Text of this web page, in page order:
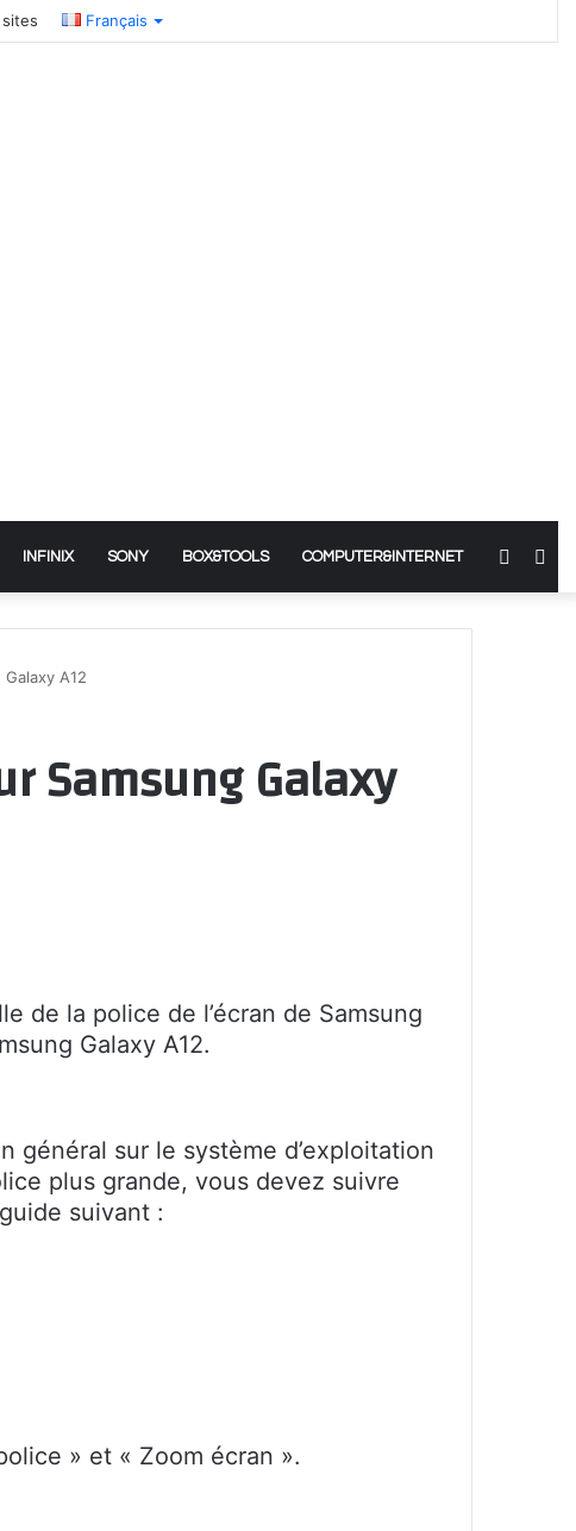
Français
INFINIX SONY BOX&TOOLS COMPUTER&INTERNET Switch
A12
Samsung Galaxy
de la police de l’écran de Samsung
Galaxy A12.
général sur le système d’exploitation
plus grande, vous devez suivre
suivant :
» et « Zoom écran ».